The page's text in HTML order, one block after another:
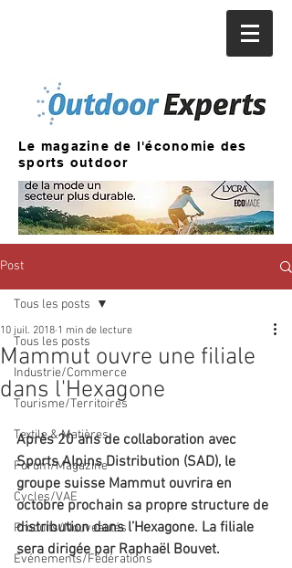
Le magazine de l'économie des
sports outdoor
Post
Tous les posts
Industrie/Commerce
Tourisme/Territoires
Textile & Matières
Forum/Magazine
Cycles/VAE
Produits/Nouveautés
Evénements/Fédérations
Tous les posts
Mammut ouvre une filiale
dans l'Hexagone
10 juil. 2018 1 min de lecture
Après 20 ans de collaboration avec
Sports Alpins Distribution (SAD), le
groupe suisse Mammut ouvrira en
octobre prochain sa propre structure de
distribution dans l’Hexagone. La filiale
sera dirigée par Raphaël Bouvet.